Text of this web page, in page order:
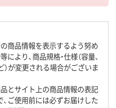
商品情報を表示するよう努め
より、商品規格・仕様（容量、
）が変更される場合がございま
とサイト上の商品情報の表記
ご使用前には必ずお届けした